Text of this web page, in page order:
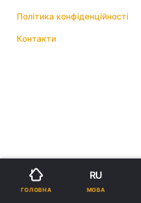
Політика конфіденційності
Контакти
ГОЛОВНА
RU
МОВА